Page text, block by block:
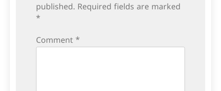
published. Required fields are marked
*
Comment *